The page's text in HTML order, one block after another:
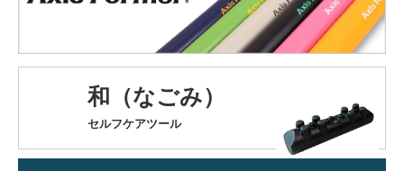
和（なごみ）
セルフケアツール